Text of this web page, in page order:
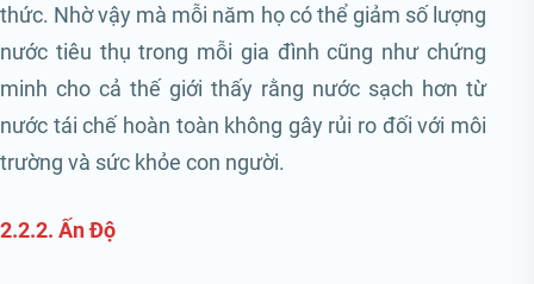
thức. Nhờ vậy mà mỗi năm họ có thể giảm số lượng
nước tiêu thụ trong mỗi gia đình cũng như chứng
minh cho cả thế giới thấy rằng nước sạch hơn từ
nước tái chế hoàn toàn không gây rủi ro đối với môi
trường và sức khỏe con người.
2.2.2. Ấn Độ